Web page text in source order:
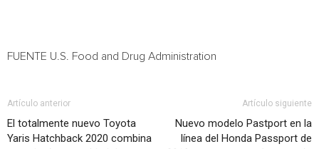
FUENTE U.S. Food and Drug Administration
Artículo anterior
El totalmente nuevo Toyota
Yaris Hatchback 2020 combina
Artículo siguiente
Nuevo modelo Pastport en la
línea del Honda Passport de